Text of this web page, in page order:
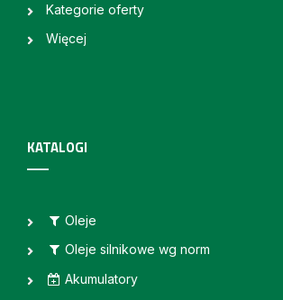
Kategorie oferty
Więcej
KATALOGI
Oleje
Oleje silnikowe wg norm
Akumulatory